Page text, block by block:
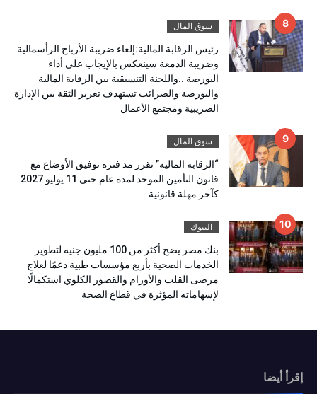
سوق المال
رئيس الرقابة المالية:إلغاء ضريبة الأرباح الرأسمالية
وضريبة الدمغة سينعكس بالإيجاب على أداء
البورصة ..واللجنة التنسيقية بين الرقابة المالية
والبورصة والضرائب تستهدف تعزيز الثقة بين الإدارة
الضريبية ومجتمع الأعمال
سوق المال
“الرقابة المالية” تقرر مد فترة توفيق الأوضاع مع
قانون التأمين الموحد لمدة عام حتى 11 يوليو 2027
كآخر مهلة قانونية
البنوك
بنك مصر يضخ أكثر من 100 مليون جنيه لتطوير
الخدمات الصحية بأربع مؤسسات طبية دعمًا لعلاج
مرضى القلب والأورام والقصور الكلوي استكمالًا
لإسهاماته المؤثرة في قطاع الصحة
إقرأ أيضا